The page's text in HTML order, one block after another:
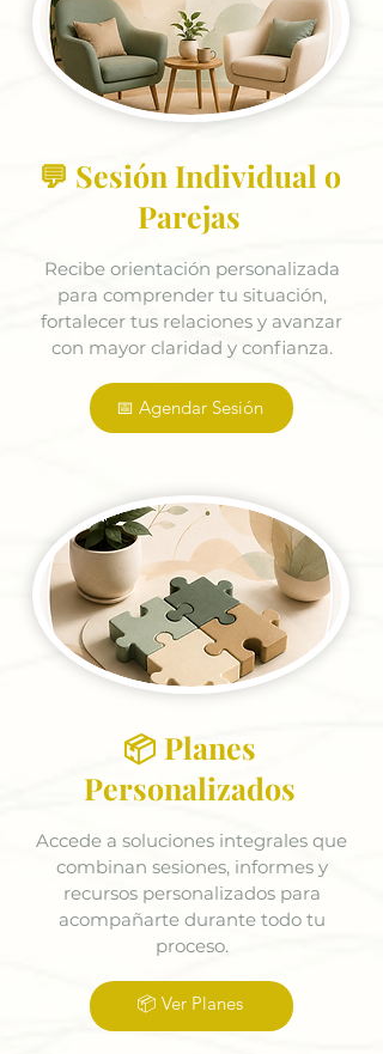
💬 Sesión Individual o
Parejas
Recibe orientación personalizada
para comprender tu situación,
fortalecer tus relaciones y avanzar
con mayor claridad y confianza.
📅 Agendar Sesión
📦 Planes
Personalizados
Accede a soluciones integrales que
combinan sesiones, informes y
recursos personalizados para
acompañarte durante todo tu
proceso.
📦 Ver Planes